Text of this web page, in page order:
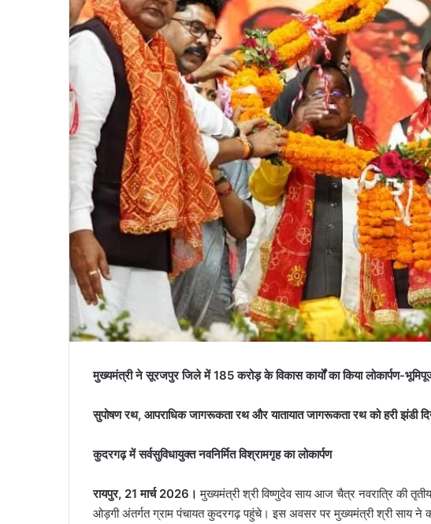
मुख्यमंत्री ने सूरजपुर जिले में 185 करोड़ के विकास कार्यों का किया लोकार्पण-
सुपोषण रथ, आपराधिक जागरूकता रथ और यातायात जागरूकता रथ को हरी झंडी
कुदरगढ़ में सर्वसुविधायुक्त नवनिर्मित विश्रामगृह का लोकार्पण
रायपुर, 21 मार्च 2026।मुख्यमंत्री श्री विष्णुदेव साय आज चैत्र नवरात्रि की
ओड़गी अंतर्गत ग्राम पंचायत कुदरगढ़ पहुंचे। इस अवसर पर मुख्यमंत्री श्री साय ने